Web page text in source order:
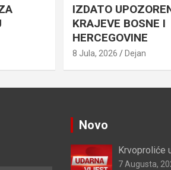
IZDATO
KRAJEVE BOSNE I
HERCEGOVINE
8 Jula, 2026 Dejan
Novo
Krvoproliće
7 Augusta,